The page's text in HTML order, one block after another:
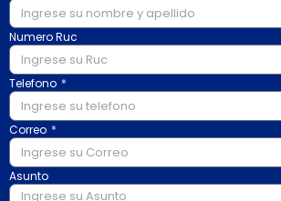
Numero Ruc
Telefono
Correo
Asunto